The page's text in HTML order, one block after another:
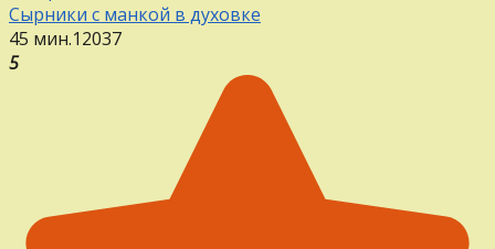
Сырники с манкой в духовке
45 мин.12037
5